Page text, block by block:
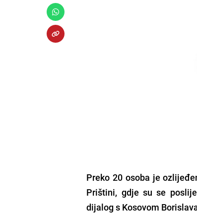
Preko 20 osoba je
Prištini, gdje su se
dijalog s Kosovom